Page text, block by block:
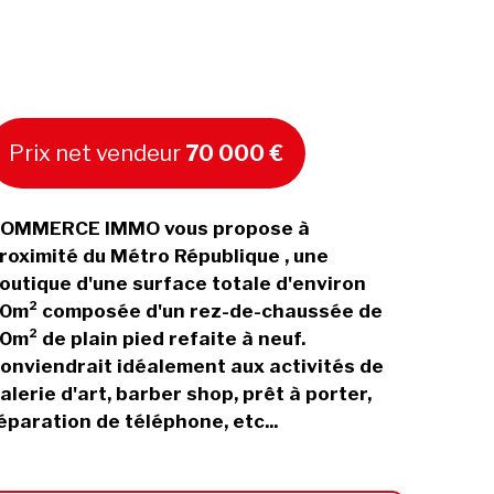
Prix net vendeur 70 000 €
IMMO vous propose à
du Métro République , une
d'une surface totale d'environ
composée d'un rez-de-chaussée de
de plain pied refaite à neuf.
idéalement aux activités de
d'art, barber shop, prêt à porter,
de téléphone, etc...